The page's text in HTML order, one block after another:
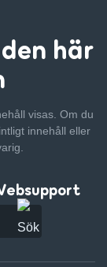
här
visas. Om du
innehåll eller